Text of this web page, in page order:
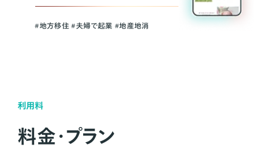
#地方移住 #夫婦で起業 #地産地消
利用料
料金・プラン